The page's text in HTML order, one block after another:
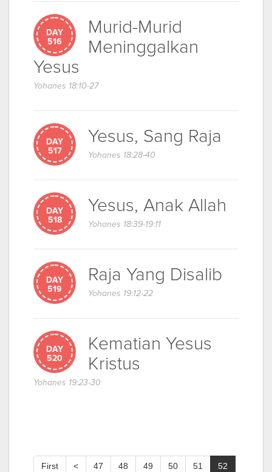
DAY
516
Murid-Murid
Meninggalkan
Yesus
Yohanes 18:10-27
DAY
517
Yesus, Sang Raja
Yohanes 18:28-40
DAY
518
Yesus, Anak Allah
Yohanes 18:39-19:11
DAY
519
Raja Yang Disalib
Yohanes 19:12-22
DAY
520
Kematian Yesus
Kristus
Yohanes 19:23-30
First < 47 48 49 50 51 52